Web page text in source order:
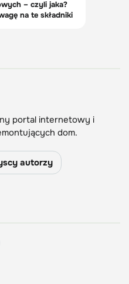
portal internetowy i
dom.
autorzy